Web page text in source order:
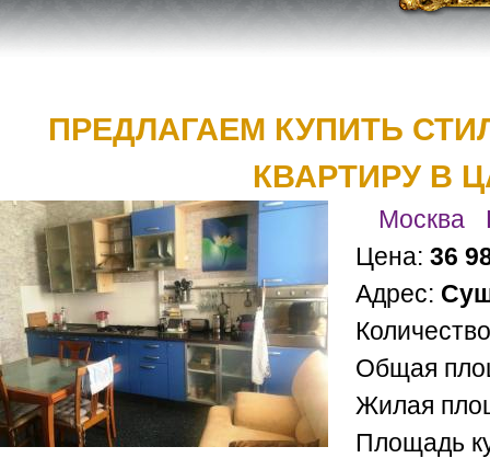
ПРЕДЛАГАЕМ КУПИТЬ
КВАРТИРУ В
Москва
Цена: 36
Адрес:
Общая
Жилая
Площадь